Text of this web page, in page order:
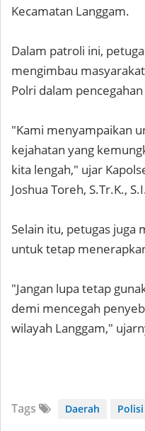
Kecamatan Langgam.
Dalam patroli ini,
mengimbau
Polri dalam pencegahan
"Kami menyampaikan
kejahatan yang
kita lengah," ujar
Joshua Toreh, S.Tr.K.,
Selain itu, petugas juga
untuk tetap
"Jangan lupa tetap
demi mencegah
wilayah Langgam,"
Tags Daerah Polisi